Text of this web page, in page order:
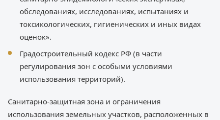
обследованиях, исследованиях, испытаниях и
токсикологических, гигиенических и иных видах
оценок».
Градостроительный кодекс РФ (в части
регулирования зон с особыми условиями
использования территорий).
Санитарно-защитная зона и ограничения
использования земельных участков, расположенных в